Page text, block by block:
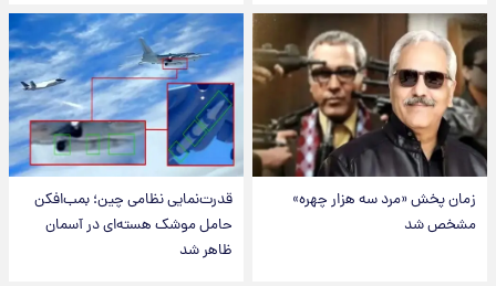
زمان پخش «مرد سه هزار چهره»
مشخص شد
قدرت‌نمایی نظامی چین؛ بمب‌افکن
حامل موشک هسته‌ای در آسمان
ظاهر شد